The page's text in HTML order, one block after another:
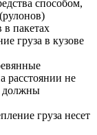
способом,
пакетах
груза в кузове
расстоянии не
должны
груза несет